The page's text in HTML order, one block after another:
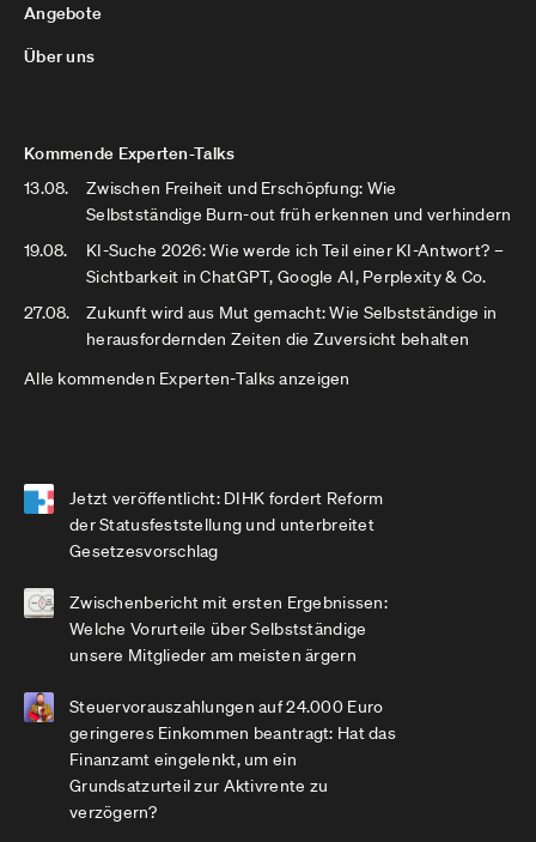
Angebote
Über uns
Kommende Experten-Talks
13.08.
Zwischen Freiheit und Erschöpfung: Wie
Selbstständige Burn-out früh erkennen und verhindern
19.08.
KI-Suche 2026: Wie werde ich Teil einer KI-Antwort? –
Sichtbarkeit in ChatGPT, Google AI, Perplexity & Co.
27.08.
Zukunft wird aus Mut gemacht: Wie Selbstständige in
herausfordernden Zeiten die Zuversicht behalten
Alle kommenden Experten-Talks anzeigen
Jetzt veröffentlicht: DIHK fordert Reform
der Statusfeststellung und unterbreitet
Gesetzesvorschlag
Zwischenbericht mit ersten Ergebnissen:
Welche Vorurteile über Selbstständige
unsere Mitglieder am meisten ärgern
Steuervorauszahlungen auf 24.000 Euro
geringeres Einkommen beantragt: Hat das
Finanzamt eingelenkt, um ein
Grundsatzurteil zur Aktivrente zu
verzögern?